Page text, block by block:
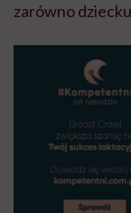
zarówno